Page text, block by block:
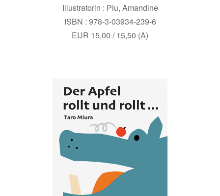
Illustratorin : Piu, Amandine
ISBN : 978-3-03934-239-6
EUR 15,00 / 15,50 (A)